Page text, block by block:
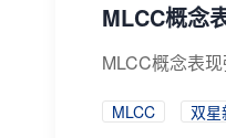
MLCC概念
MLCC概念表
MLCC 双星